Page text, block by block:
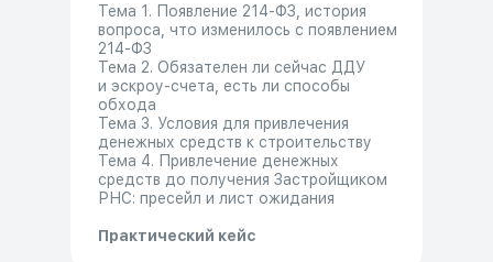
Тема 1. Появление 214-ФЗ, история
вопроса, что изменилось с появлением
214-ФЗ
Тема 2. Обязателен ли сейчас ДДУ
и эскроу-счета, есть ли способы
обхода
Тема 3. Условия для привлечения
денежных средств к строительству
Тема 4. Привлечение денежных
средств до получения Застройщиком
РНС: пресейл и лист ожидания
Практический кейс